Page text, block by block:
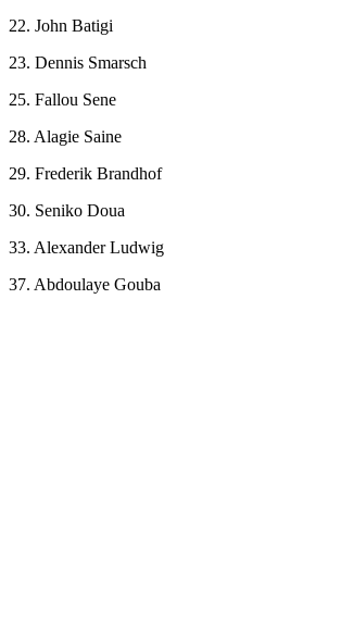
22. John Batigi
23. Dennis Smarsch
25. Fallou Sene
28. Alagie Saine
29. Frederik Brandhof
30. Seniko Doua
33. Alexander Ludwig
37. Abdoulaye Gouba